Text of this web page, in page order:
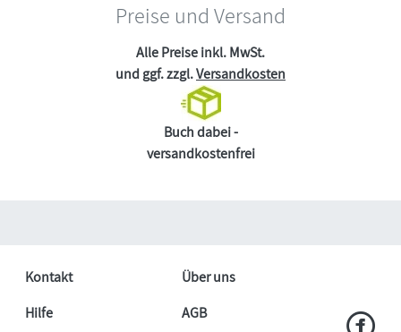
Preise und Versand
Alle Preise inkl. MwSt.
und ggf. zzgl.Versandkosten
Buch dabei -
versandkostenfrei
Kontakt
Über uns
Hilfe
AGB